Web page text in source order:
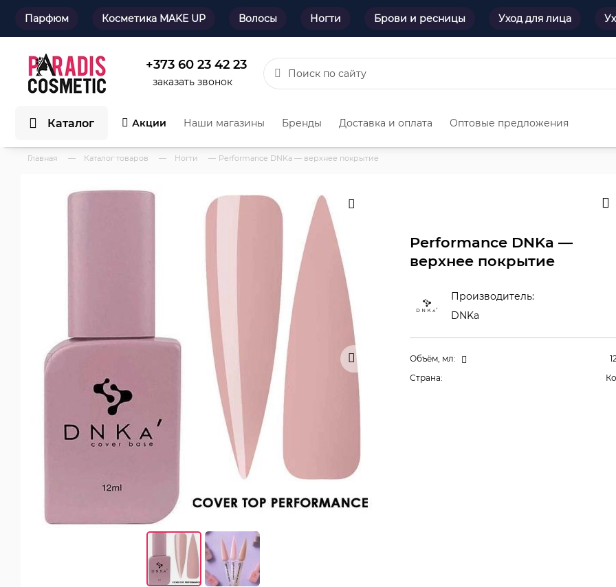
Парфюм Косметика MAKE UP Волосы Ногти Брови и ресницы Уход для лица
+373 60 23 42 23
заказать звонок
Каталог Акции Наши магазины Бренды Доставка и оплата Оптовые предложения
Главная — Каталог товаров — Ногти — Performance DNKa — верхнее покрытие
Performance DNKa —
верхнее покрытие
Производитель:
DNKa
Объём, мл:
Страна: